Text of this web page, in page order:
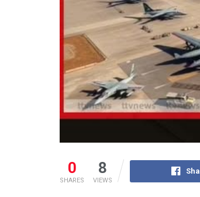
0
SHARES
8
VIEWS